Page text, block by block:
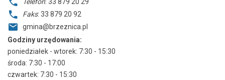
Faks: 33 879 20 92
gmina@brzeznica.pl
Godziny urzędowania:
poniedziałek - wtorek: 7:30 - 15:30
środa: 7:30 - 17:00
czwartek: 7:30 - 15:30